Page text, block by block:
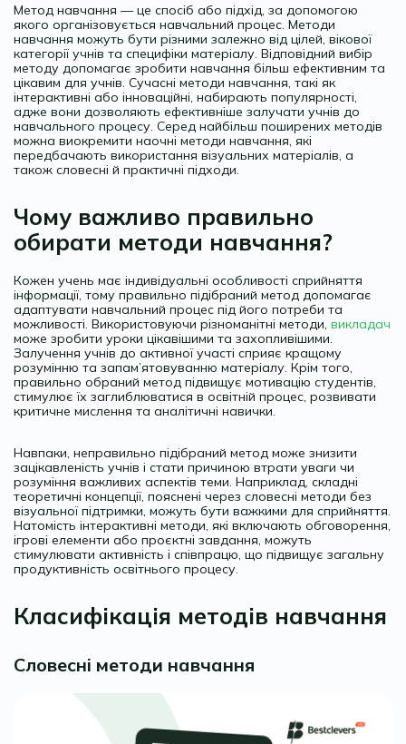
Метод навчання — це спосіб або підхід, за допомогою
якого організовується навчальний процес. Методи
навчання можуть бути різними залежно від цілей, вікової
категорії учнів та специфіки матеріалу. Відповідний вибір
методу допомагає зробити навчання більш ефективним та
цікавим для учнів. Сучасні методи навчання, такі як
інтерактивні або інноваційні, набирають популярності,
адже вони дозволяють ефективніше залучати учнів до
навчального процесу. Серед найбільш поширених методів
можна виокремити наочні методи навчання, які
передбачають використання візуальних матеріалів, а
також словесні й практичні підходи.
Чому важливо правильно
обирати методи навчання?
Кожен учень має індивідуальні особливості сприйняття
інформації, тому правильно підібраний метод допомагає
адаптувати навчальний процес під його потреби та
можливості. Використовуючи різноманітні методи, викладач
може зробити уроки цікавішими та захопливішими.
Залучення учнів до активної участі сприяє кращому
розумінню та запам’ятовуванню матеріалу. Крім того,
правильно обраний метод підвищує мотивацію студентів,
стимулює їх заглиблюватися в освітній процес, розвивати
критичне мислення та аналітичні навички.
Навпаки, неправильно підібраний метод може знизити
зацікавленість учнів і стати причиною втрати уваги чи
розуміння важливих аспектів теми. Наприклад, складні
теоретичні концепції, пояснені через словесні методи без
візуальної підтримки, можуть бути важкими для сприйняття.
Натомість інтерактивні методи, які включають обговорення,
ігрові елементи або проєктні завдання, можуть
стимулювати активність і співпрацю, що підвищує загальну
продуктивність освітнього процесу.
Класифікація методів навчання
Словесні методи навчання